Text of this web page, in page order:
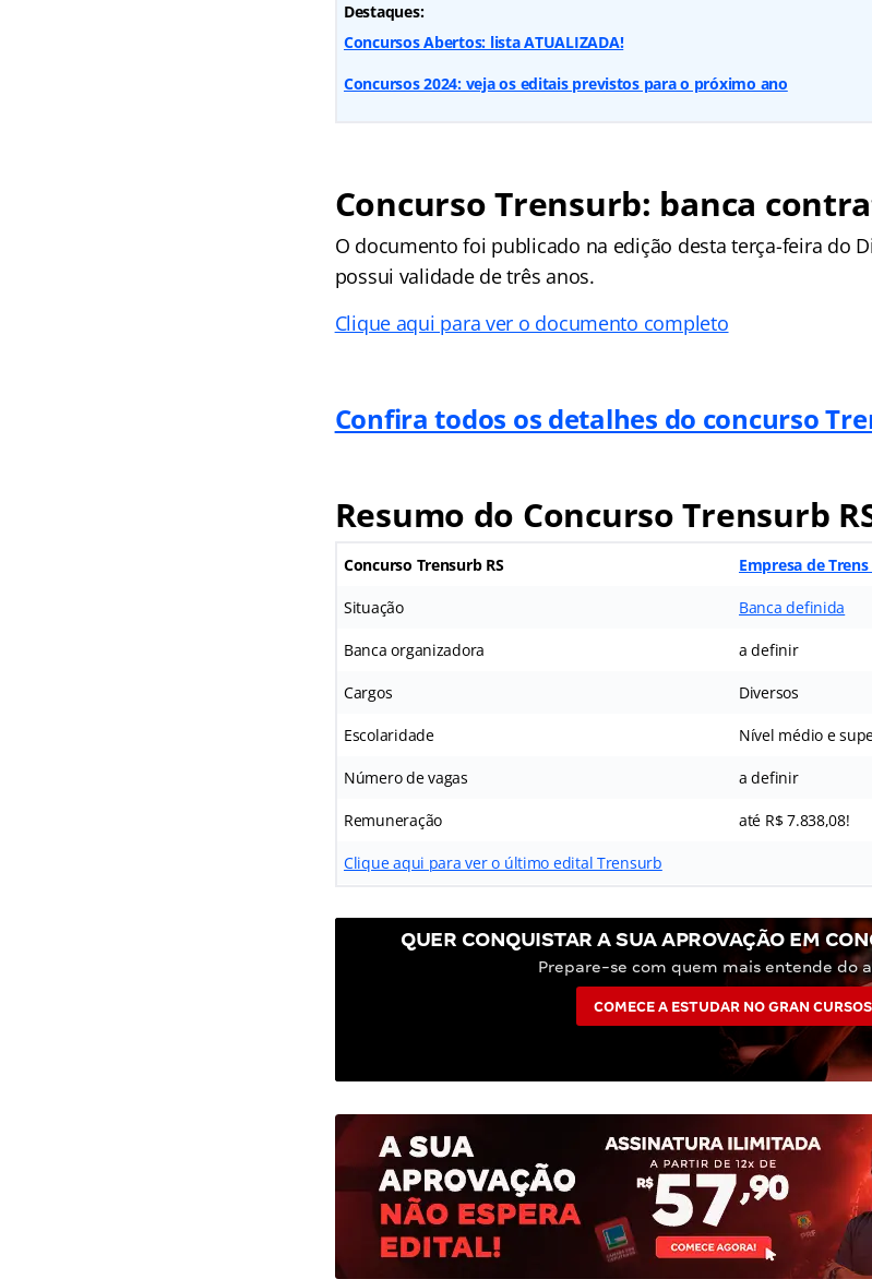
Destaques:
Concursos Abertos: lista ATUALIZADA!
Concursos 2024: veja os editais previstos para o próximo ano
Concurso Trensurb: banca
O documento foi publicado na edição desta terça-feira do
possui validade de três anos.
Clique aqui para ver o documento completo
Confira todos os detalhes do concurso
Resumo do Concurso Trensurb
Concurso Trensurb RS Empresa de
Situação Banca definida
Banca organizadora a definir
Cargos Diversos
Escolaridade Nível médio e
Número de vagas a definir
Remuneração até R$ 7.838,08!
Clique aqui para ver o último edital Trensurb
QUER CONQUISTAR A SUA APROVAÇÃO EM
Prepare-se com quem mais entende do
COMECE A ESTUDAR NO GRAN CURSOS